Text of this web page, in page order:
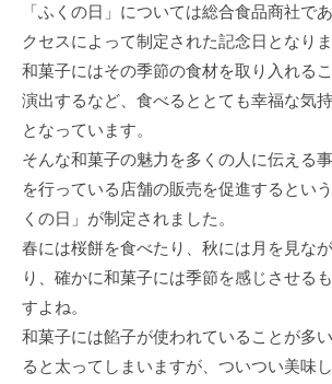
「ふくの日」については総合食品商社で
クセスによって制定された記念日となりま
和菓子にはその季節の食材を取り入れる
演出するなど、食べるととても幸福な気
となっています。
そんな和菓子の魅力を多くの人に伝える
を行っている店舗の販売を促進するとい
くの日」が制定されました。
春には桜餅を食べたり、秋には月を見な
り、確かに和菓子には季節を感じさせる
すよね。
和菓子には餡子が使われていることが多
ると太ってしまいますが、ついつい美味